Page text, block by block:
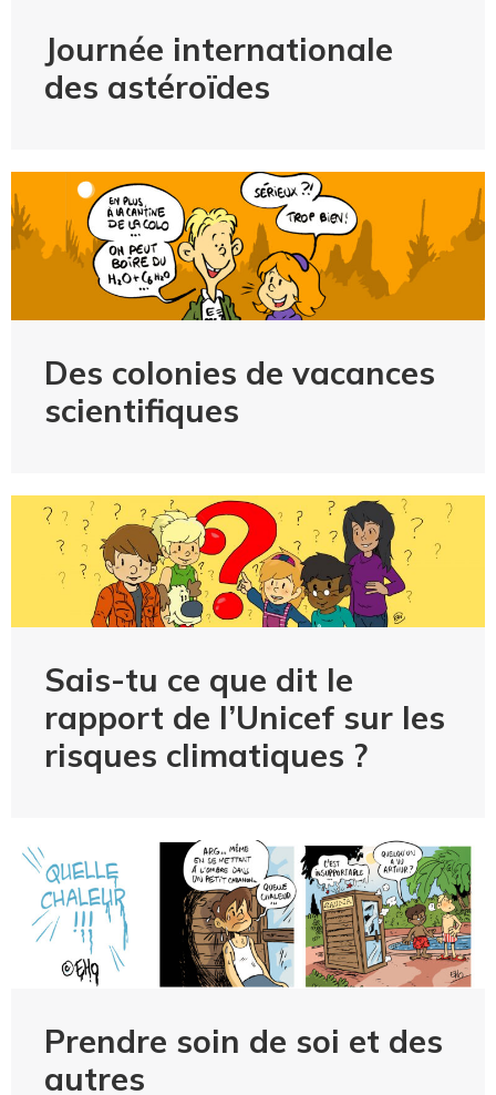
Journée internationale
des astéroïdes
Des colonies de vacances
scientifiques
Sais-tu ce que dit le
rapport de l’Unicef sur les
risques climatiques ?
Prendre soin de soi et des
autres